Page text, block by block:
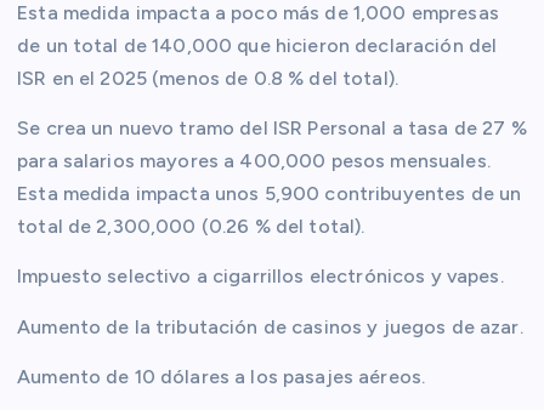
Esta medida impacta a poco más de 1,000 empresas
de un total de 140,000 que hicieron declaración del
ISR en el 2025 (menos de 0.8 % del total).
Se crea un nuevo tramo del ISR Personal a tasa de 27 %
para salarios mayores a 400,000 pesos mensuales.
Esta medida impacta unos 5,900 contribuyentes de un
total de 2,300,000 (0.26 % del total).
Impuesto selectivo a cigarrillos electrónicos y vapes.
Aumento de la tributación de casinos y juegos de azar.
Aumento de 10 dólares a los pasajes aéreos.